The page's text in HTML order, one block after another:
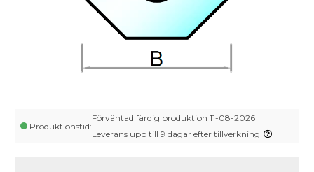
Produktionstid:
Förväntad färdig produktion 11-08-2026
Leverans upp till 9 dagar efter tillverkning